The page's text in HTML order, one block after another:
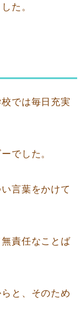
た。
では毎日充実
でした。
言葉をかけて
責任なことば
と、そのため